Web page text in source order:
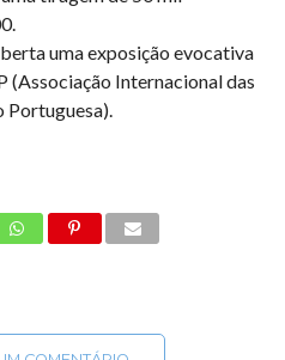
uma exposição evocativa
(Associação Internacional das
Portuguesa).